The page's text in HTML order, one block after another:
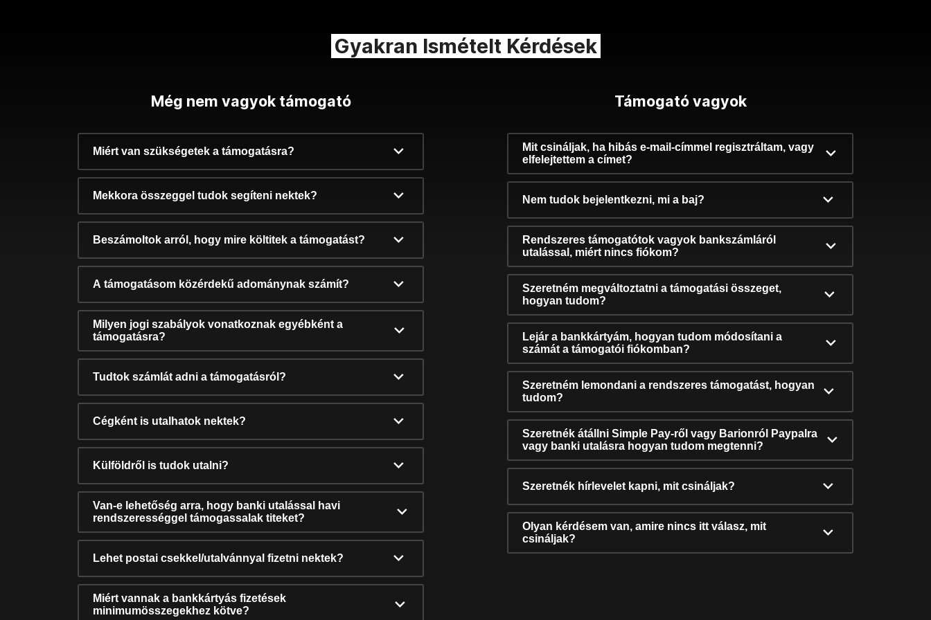
Gyakran Ismételt Kérdések
Még nem vagyok támogató
Miért van szükségetek a támogatásra?
Mekkora összeggel tudok segíteni nektek?
Beszámoltok arról, hogy mire költitek a támogatást?
A támogatásom közérdekű adománynak számít?
Milyen jogi szabályok vonatkoznak egyébként a
támogatásra?
Tudtok számlát adni a támogatásról?
Cégként is utalhatok nektek?
Külföldről is tudok utalni?
Van-e lehetőség arra, hogy banki utalással havi
rendszerességgel támogassalak titeket?
Lehet postai csekkel/utalvánnyal fizetni nektek?
Miért vannak a bankkártyás fizetések
minimumösszegekhez kötve?
Támogató vagyok
Mit csináljak, ha hibás e-mail-címmel regisztráltam, vagy
elfelejtettem a címet?
Nem tudok bejelentkezni, mi a baj?
Rendszeres támogatótok vagyok bankszámláról
utalással, miért nincs fiókom?
Szeretném megváltoztatni a támogatási összeget,
hogyan tudom?
Lejár a bankkártyám, hogyan tudom módosítani a
számát a támogatói fiókomban?
Szeretném lemondani a rendszeres támogatást, hogyan
tudom?
Szeretnék átállni Simple Pay-ről vagy Barionról Paypalra
vagy banki utalásra hogyan tudom megtenni?
Szeretnék hírlevelet kapni, mit csináljak?
Olyan kérdésem van, amire nincs itt válasz, mit
csináljak?